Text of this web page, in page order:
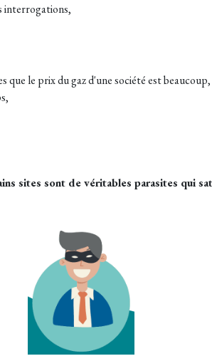
interrogations,
le prix du gaz d'une société est
sites sont de véritables parasites qui